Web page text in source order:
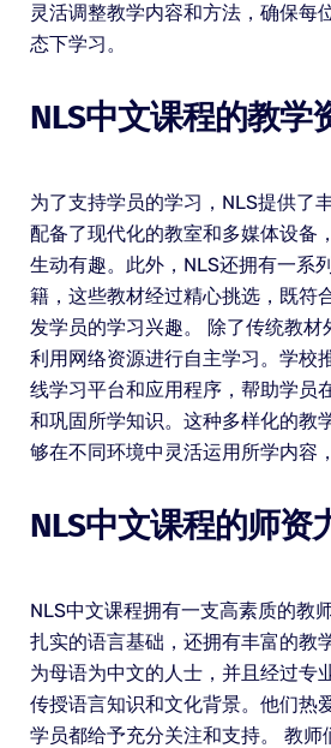
灵活调整教学内容和方法，确保每
态下学习。
NLS中文课程的教学
为了支持学员的学习，NLS提供了
配备了现代化的教室和多媒体设备
生动有趣。此外，NLS还拥有一系
籍，这些教材经过精心挑选，既符
发学员的学习兴趣。 除了传统教材
利用网络资源进行自主学习。学校
线学习平台和应用程序，帮助学员
和巩固所学知识。这种多样化的教
够在不同环境中灵活运用所学内容
NLS中文课程的师资
NLS中文课程拥有一支高素质的教
扎实的语言基础，还拥有丰富的教
为母语为中文的人士，并且经过专
传授语言知识和文化背景。他们热
学员都给予充分关注和支持。 教师